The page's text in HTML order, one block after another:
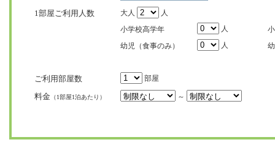
1部屋ご利用人数 大人
人
小学校高学年
人
幼児（食事のみ）
人
ご利用部屋数 部屋
料金 （1部屋1泊あたり） ～